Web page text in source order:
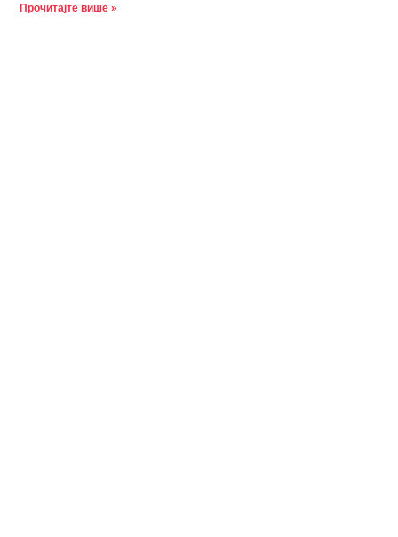
Прочитајте више »